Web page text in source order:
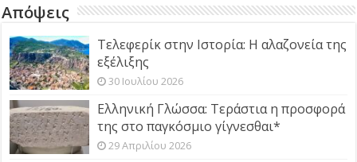
Απόψεις
Τελεφερίκ στην Ιστορία: Η αλαζονεία της
εξέλιξης
30 Ιουλίου 2026
Ελληνική Γλώσσα: Τεράστια η προσφορά
της στο παγκόσμιο γίγνεσθαι*
29 Απριλίου 2026